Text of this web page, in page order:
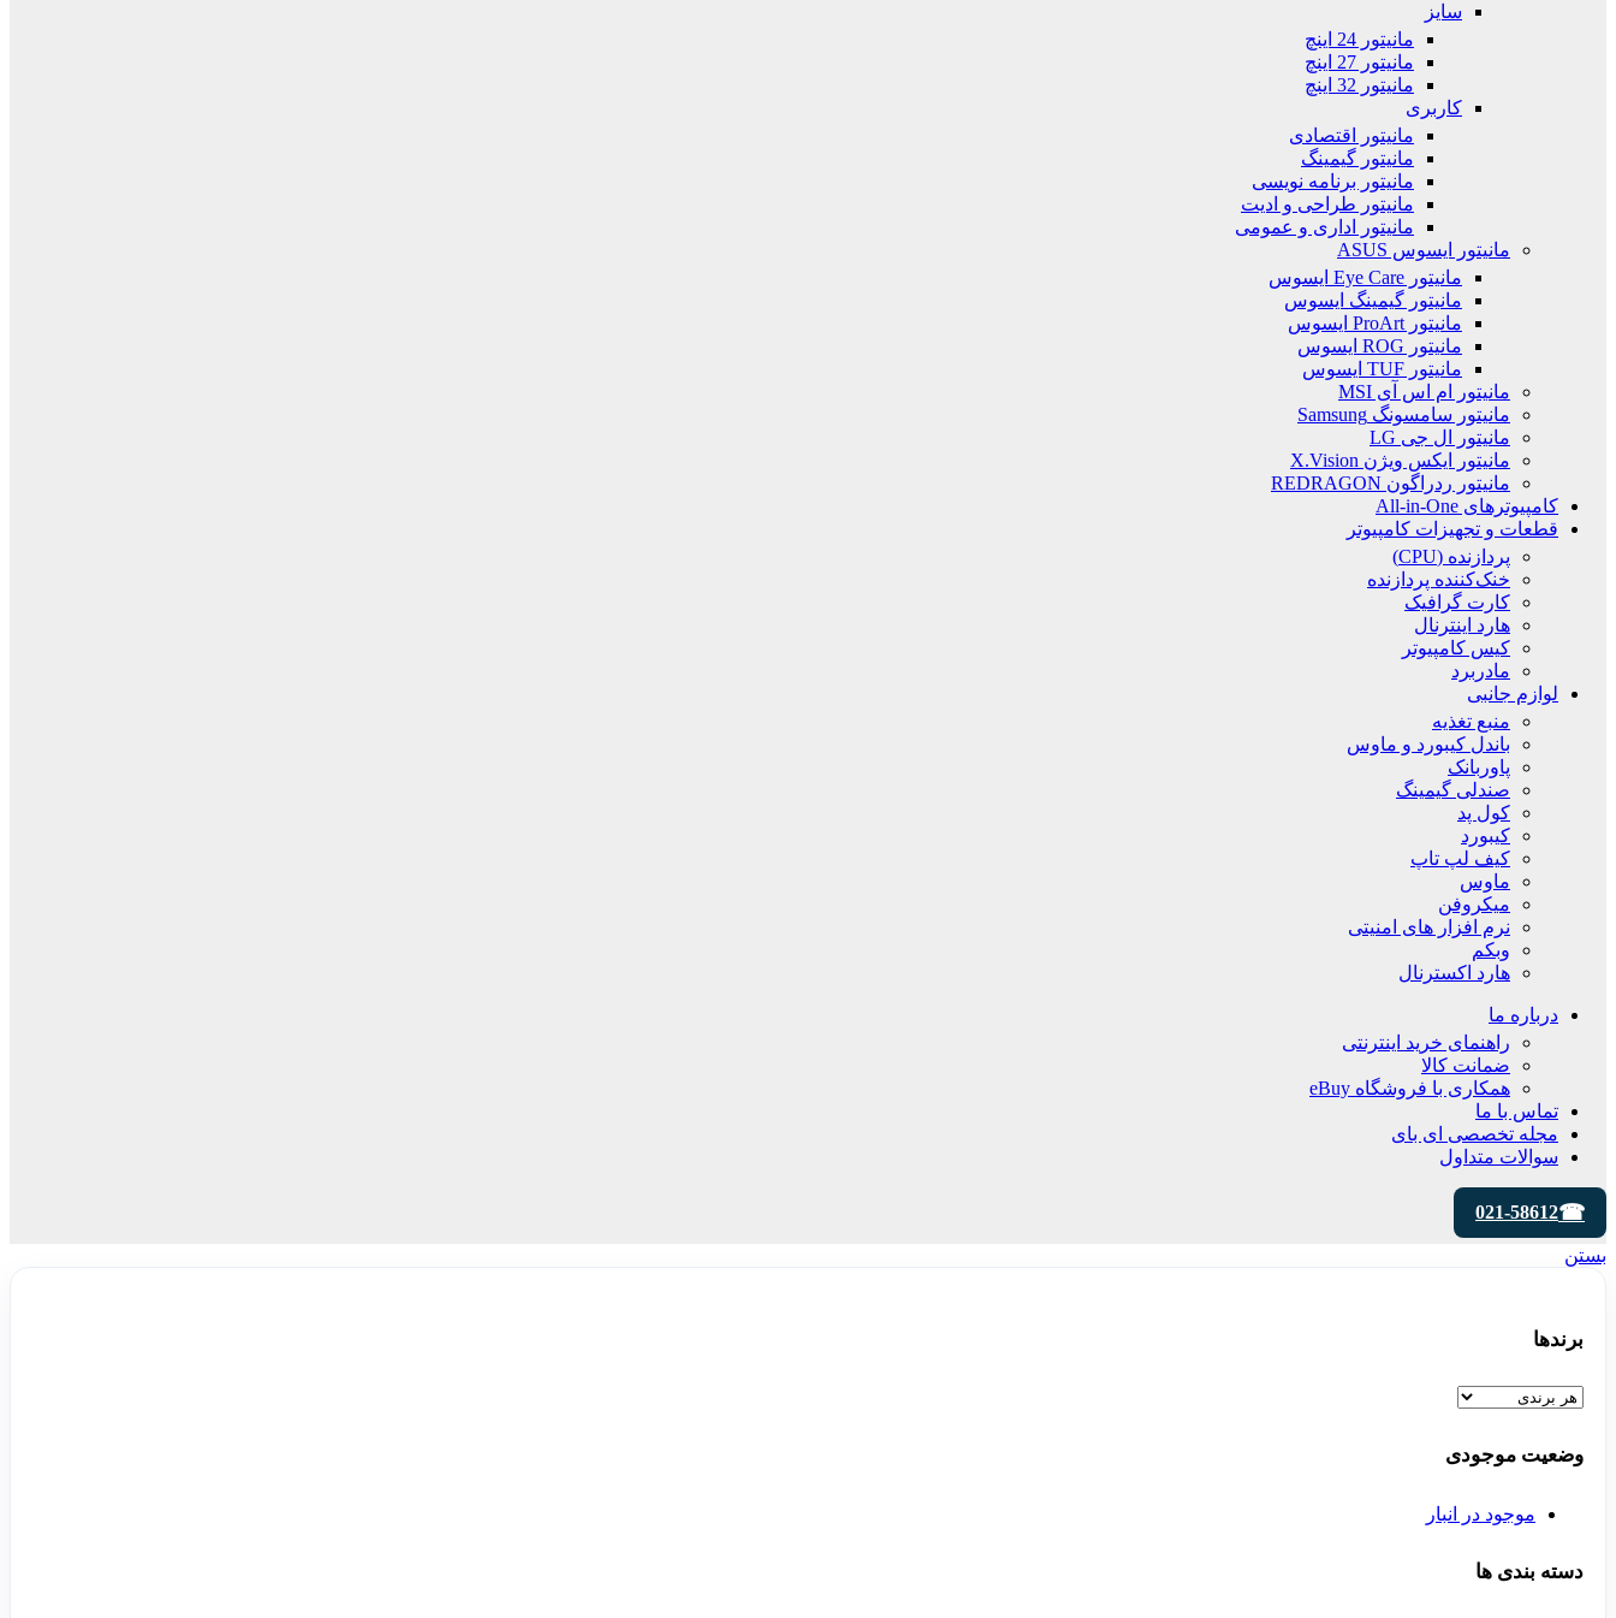
سایز
مانیتور 24 اینچ
مانیتور 27 اینچ
مانیتور 32 اینچ
کاربری
مانیتور اقتصادی
مانیتور گیمینگ
مانیتور برنامه نویسی
مانیتور طراحی و ادیت
مانیتور اداری و عمومی
مانیتور ایسوس ASUS
مانیتور Eye Care ایسوس
مانیتور گیمینگ ایسوس
مانیتور ProArt ایسوس
مانیتور ROG ایسوس
مانیتور TUF ایسوس
مانیتور ام اس آی MSI
مانیتور سامسونگ Samsung
مانیتور ال جی LG
مانیتور ایکس ویژن X.Vision
مانیتور ردراگون REDRAGON
کامپیوترهای All-in-One
قطعات و تجهیزات کامپیوتر
پردازنده (CPU)
خنک‌کننده پردازنده
کارت گرافیک
هارد اینترنال
کیس کامپیوتر
مادربرد
لوازم جانبی
منبع تغذیه
باندل کیبورد و ماوس
پاوربانک
صندلی گیمینگ
کول پد
کیبورد
کیف لپ تاپ
ماوس
میکروفن
نرم افزار های امنیتی
وبکم
هارد اکسترنال
درباره ما
راهنمای خرید اینترنتی
ضمانت کالا
همکاری با فروشگاه eBuy
تماس با ما
مجله تخصصی ای‌ بای
سوالات متداول
021-58612
بستن
برندها
وضعیت موجودی
موجود در انبار
دسته بندی ها